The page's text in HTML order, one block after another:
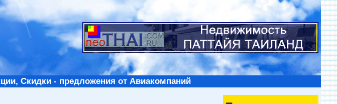
Скидки - предложения от Авиакомпаний